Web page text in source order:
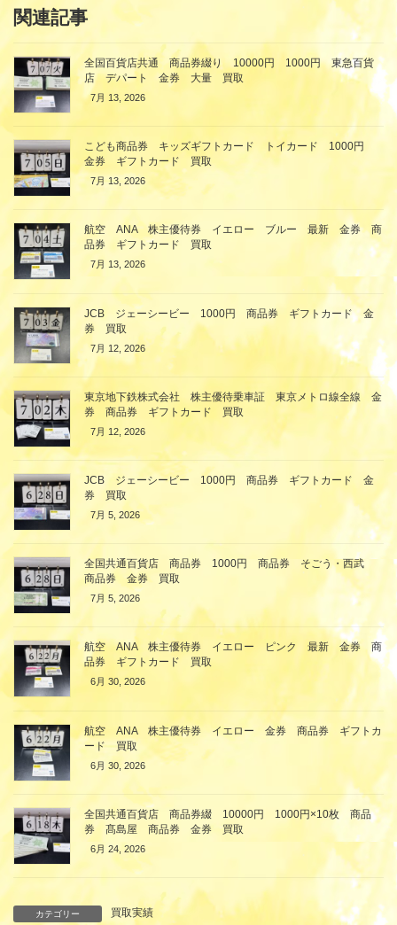
関連記事
全国百貨店共通 商品券綴り 10000円 1000円 東急百貨
店 デパート 金券 大量 買取
7月 13, 2026
こども商品券 キッズギフトカード トイカード 1000円
金券 ギフトカード 買取
7月 13, 2026
航空 ANA 株主優待券 イエロー ブルー 最新 金券 商
品券 ギフトカード 買取
7月 13, 2026
JCB ジェーシービー 1000円 商品券 ギフトカード 金
券 買取
7月 12, 2026
東京地下鉄株式会社 株主優待乗車証 東京メトロ線全線 金
券 商品券 ギフトカード 買取
7月 12, 2026
JCB ジェーシービー 1000円 商品券 ギフトカード 金
券 買取
7月 5, 2026
全国共通百貨店 商品券 1000円 商品券 そごう・西武
商品券 金券 買取
7月 5, 2026
航空 ANA 株主優待券 イエロー ピンク 最新 金券 商
品券 ギフトカード 買取
6月 30, 2026
航空 ANA 株主優待券 イエロー 金券 商品券 ギフトカ
ード 買取
6月 30, 2026
全国共通百貨店 商品券綴 10000円 1000円×10枚 商品
券 髙島屋 商品券 金券 買取
6月 24, 2026
カテゴリー 買取実績